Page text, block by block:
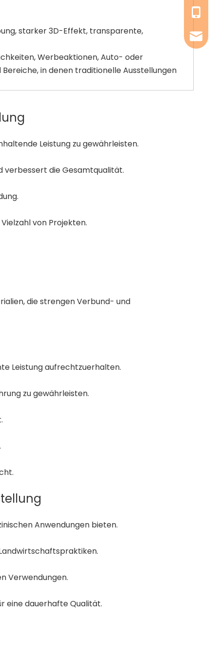
starker 3D-Effekt, transparente,
Werbeaktionen, Auto- oder
in denen traditionelle Ausstellungen
Leistung zu gewährleisten.
verbessert die Gesamtqualität.
von Projekten.
die strengen Verbund- und
Leistung aufrechtzuerhalten.
zu gewährleisten.
Anwendungen bieten.
Verwendungen.
eine dauerhafte Qualität.
+86-